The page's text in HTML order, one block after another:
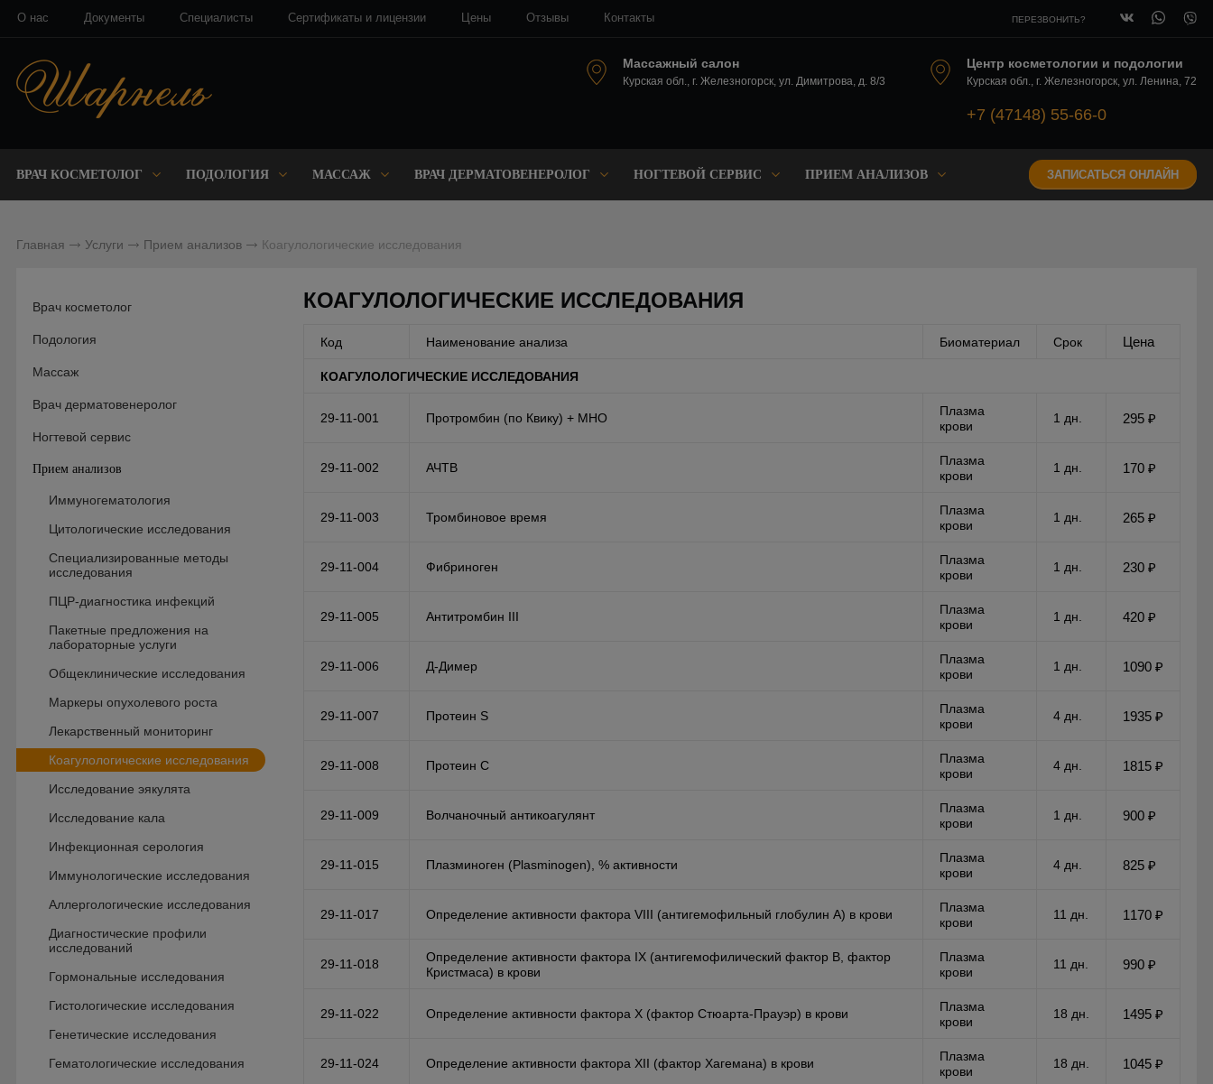
О нас Документы Специалисты Сертификаты и лицензии Цены Отзывы Контакты ПЕРЕЗВОНИТЬ?
Массажный салон
Курская обл., г. Железногорск, ул. Димитрова, д. 8/3
Центр косметологии и подологии
Курская обл., г. Железногорск, ул. Ленина, 72
+7 (47148) 55-66-0
ЗАПИСАТЬСЯ ОНЛАЙН
ВРАЧ КОСМЕТОЛОГ ПОДОЛОГИЯ МАССАЖ ВРАЧ ДЕРМАТОВЕНЕРОЛОГ НОГТЕВОЙ СЕРВИС ПРИЕМ АНАЛИЗОВ
Главная Услуги Прием анализов Коагулологические исследования
КОАГУЛОЛОГИЧЕСКИЕ ИССЛЕДОВАНИЯ
Код Наименование анализа Биоматериал Срок Цена
КОАГУЛОЛОГИЧЕСКИЕ ИССЛЕДОВАНИЯ
29-11-001 Протромбин (по Квику) + МНО
Плазма
крови
1 дн. 295 ₽
29-11-002 АЧТВ
Плазма
крови
1 дн. 170 ₽
29-11-003 Тромбиновое время
Плазма
крови
1 дн. 265 ₽
29-11-004 Фибриноген
Плазма
крови
1 дн. 230 ₽
29-11-005 Антитромбин III
Плазма
крови
1 дн. 420 ₽
29-11-006 Д-Димер
Плазма
крови
1 дн. 1090 ₽
29-11-007 Протеин S
Плазма
крови
4 дн. 1935 ₽
29-11-008 Протеин C
Плазма
крови
4 дн. 1815 ₽
29-11-009 Волчаночный антикоагулянт
Плазма
крови
1 дн. 900 ₽
29-11-015 Плазминоген (Plasminogen), % активности
Плазма
крови
4 дн. 825 ₽
29-11-017 Определение активности фактора VIII (антигемофильный глобулин А) в крови
Плазма
крови
11 дн. 1170 ₽
29-11-018
Определение активности фактора IX (антигемофилический фактор B, фактор
Кристмаса) в крови
Плазма
крови
11 дн. 990 ₽
29-11-022 Определение активности фактора X (фактор Стюарта-Прауэр) в крови
Плазма
крови
18 дн. 1495 ₽
29-11-024 Определение активности фактора XII (фактор Хагемана) в крови
Плазма
крови
18 дн. 1045 ₽
Врач косметолог
Подология
Массаж
Врач дерматовенеролог
Ногтевой сервис
Прием анализов
Иммуногематология
Цитологические исследования
Специализированные методы
исследования
ПЦР-диагностика инфекций
Пакетные предложения на
лабораторные услуги
Общеклинические исследования
Маркеры опухолевого роста
Лекарственный мониторинг
Коагулологические исследования
Исследование эякулята
Исследование кала
Инфекционная серология
Иммунологические исследования
Аллергологические исследования
Диагностические профили
исследований
Гормональные исследования
Гистологические исследования
Генетические исследования
Гематологические исследования